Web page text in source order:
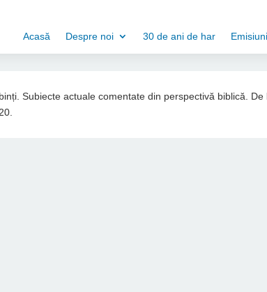
Acasă Despre noi 30 de ani de har Emisiuni
Subiecte actuale comentate din perspectivă biblică.